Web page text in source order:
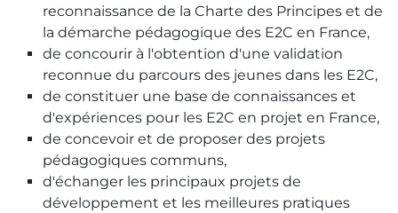
reconnaissance de la Charte des Principes et de
la démarche pédagogique des E2C en France,
de concourir à l'obtention d'une validation
reconnue du parcours des jeunes dans les E2C,
de constituer une base de connaissances et
d'expériences pour les E2C en projet en France,
de concevoir et de proposer des projets
pédagogiques communs,
d'échanger les principaux projets de
développement et les meilleures pratiques